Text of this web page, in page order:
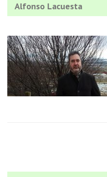
Alfonso Lacuesta